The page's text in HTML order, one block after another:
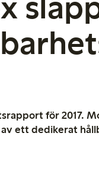
för 2017.
ett dedikerat